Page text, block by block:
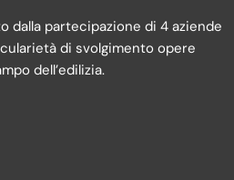
dalla partecipazione di 4 aziende
di svolgimento opere
dell’edilizia.